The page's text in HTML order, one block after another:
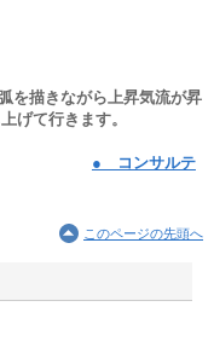
を描きながら上昇気流が昇
げて行きます。
● コンサルテ
このページの先頭へ